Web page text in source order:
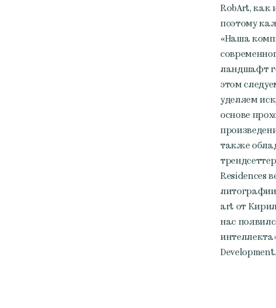
RobArt, как
поэтому
«Наша
ландшафт
этом
уделяем
основе
также
Residences
art от
нас
Development.